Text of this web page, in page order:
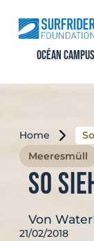
content
Océan
Home
Meeresmüll
So
Von
21/02/2018